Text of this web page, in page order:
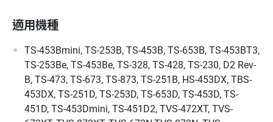
適用機種
TS-453Bmini, TS-253B, TS-453B, TS-653B, TS-453BT3,
TS-253Be, TS-453Be, TS-328, TS-428, TS-230, D2 Rev-
B, TS-473, TS-673, TS-873, TS-251B, HS-453DX, TBS-
453DX, TS-251D, TS-253D, TS-653D, TS-453D, TS-
451D, TS-453Dmini, TS-451D2, TVS-472XT, TVS-